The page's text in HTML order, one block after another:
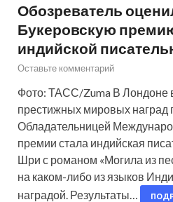
Обозреватель
Букеровскую
индийской
Оставьте комментарий
Фото: ТАСС/Zuma В Лондоне
престижных мировых наград
Обладательницей
премии стала индийская
Шри с романом «Могила из
на каком-либо из языков
наградой. Результаты…